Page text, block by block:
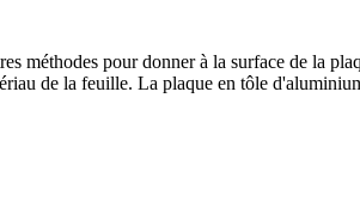
méthodes pour donner à la surface de la
de la feuille. La plaque en tôle